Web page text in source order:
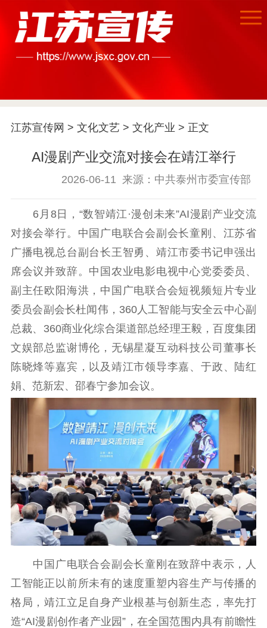
首页
江苏要闻
公示公告
通知公告 信息公开制度
信息公开指南
信息公开年度报
告
政策法规
工作动态
理论武装
理论学习 宣传宣讲 研究阐释
哲学社科
社科强省 工作通知
江苏文脉
资料下载
新闻宣传
主题宣传 对外宣传
新闻发布
记者之家
品牌栏目
文化文艺
精品生产 文化惠民
文化传承
文化交流
体制改革
文化产业
紫金文化艺术节
品牌活动 紫艺舞台
精神文明
江苏宣传网 > 文化文艺> 文化产业 > 正文
AI漫剧产业交流对接会在靖江举行
2026-06-11 来源：中共泰州市委宣传部
6月8日，“数智靖江·漫创未来”AI漫剧产业交流
对接会举行。中国广电联合会副会长童刚、江苏省
广播电视总台副台长王智勇、靖江市委书记申强出
席会议并致辞。中国农业电影电视中心党委委员、
副主任欧阳海洪，中国广电联合会短视频短片专业
委员会副会长杜闻伟，360人工智能与安全云中心副
总裁、360商业化综合渠道部总经理王毅，百度集团
文娱部总监谢博伦，无锡星凝互动科技公司董事长
陈晓烽等嘉宾，以及靖江市领导李嘉、于政、陆红
娟、范新宏、邵春宁参加会议。
中国广电联合会副会长童刚在致辞中表示，人
工智能正以前所未有的速度重塑内容生产与传播的
格局，靖江立足自身产业根基与创新生态，率先打
造“AI漫剧创作者产业园”，在全国范围内具有前瞻性